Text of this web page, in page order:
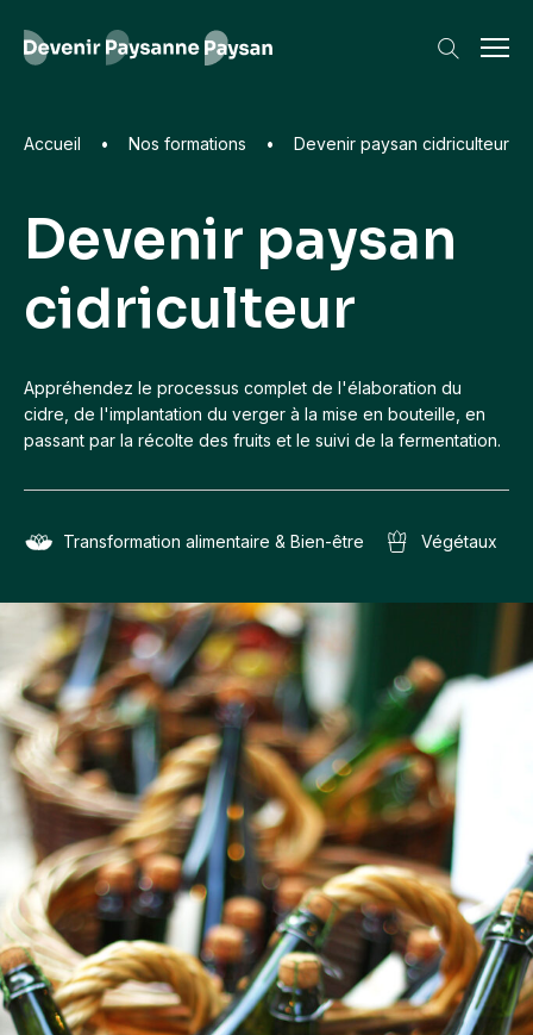
Les recherches les plus frequentes
Formations Animal Environnement
Bière artisanale Paysage
Accueil • Nos formations • Devenir paysan cidriculteur
Devenir paysan
cidriculteur
Appréhendez le processus complet de l'élaboration du
cidre, de l'implantation du verger à la mise en bouteille, en
passant par la récolte des fruits et le suivi de la fermentation.
Transformation alimentaire & Bien-être Végétaux